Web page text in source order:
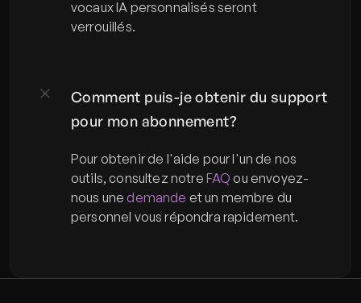
vocaux IA personnalisés seront
verrouillés.
Comment puis-je obtenir du support
pour mon abonnement?
Pour obtenir de l'aide pour l'un de nos
outils, consultez notre FAQ ou envoyez-
nous une demande et un membre du
personnel vous répondra rapidement.